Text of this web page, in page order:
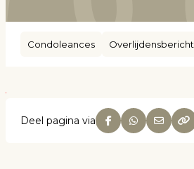
Condoleances Overlijdensbericht
Deel pagina via